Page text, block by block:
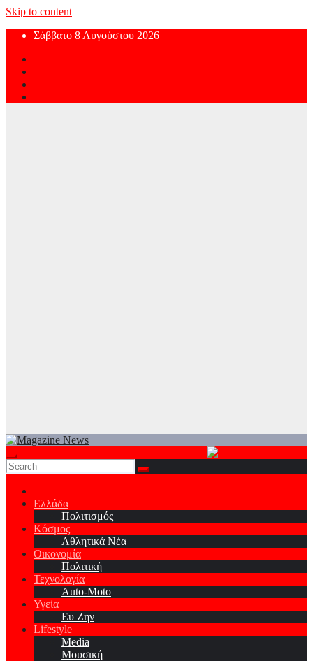
Skip to content
Σάββατο 8 Αυγούστου 2026
Ελλάδα
Πολιτισμός
Κόσμος
Αθλητικά Νέα
Οικονομία
Πολιτική
Τεχνολογία
Auto-Moto
Υγεία
Ευ Ζην
Lifestyle
Media
Μουσική